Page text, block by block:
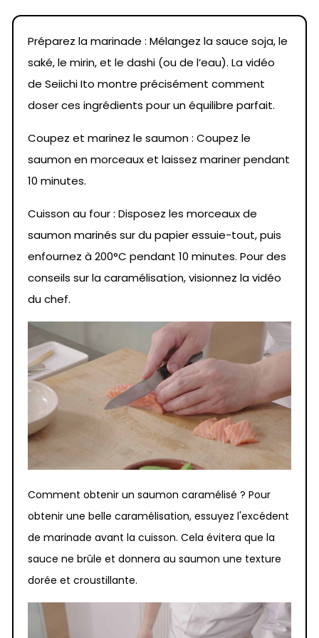
Préparez la marinade : Mélangez la sauce soja, le
saké, le mirin, et le dashi (ou de l’eau). La vidéo
de Seiichi Ito montre précisément comment
doser ces ingrédients pour un équilibre parfait.
Coupez et marinez le saumon : Coupez le
saumon en morceaux et laissez mariner pendant
10 minutes.
Cuisson au four : Disposez les morceaux de
saumon marinés sur du papier essuie-tout, puis
enfournez à 200°C pendant 10 minutes. Pour des
conseils sur la caramélisation, visionnez la vidéo
du chef.
Comment obtenir un saumon caramélisé ? Pour
obtenir une belle caramélisation, essuyez l'excédent
de marinade avant la cuisson. Cela évitera que la
sauce ne brûle et donnera au saumon une texture
dorée et croustillante.